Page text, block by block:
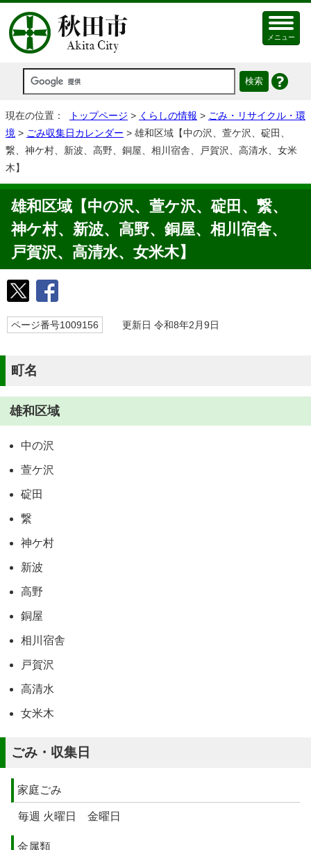
メニュー
現在の位置： トップページ > くらしの情報 > ごみ・リサイクル・環
境 > ごみ収集日カレンダー > 雄和区域【中の沢、萱ケ沢、碇田、
繋、神ケ村、新波、高野、銅屋、相川宿舎、戸賀沢、高清水、女米
木】
雄和区域【中の沢、萱ケ沢、碇田、繋、
神ケ村、新波、高野、銅屋、相川宿舎、
戸賀沢、高清水、女米木】
ページ番号1009156 更新日 令和8年2月9日
町名
雄和区域
中の沢
萱ケ沢
碇田
繋
神ケ村
新波
高野
銅屋
相川宿舎
戸賀沢
高清水
女米木
ごみ・収集日
家庭ごみ
毎週 火曜日 金曜日
金属類